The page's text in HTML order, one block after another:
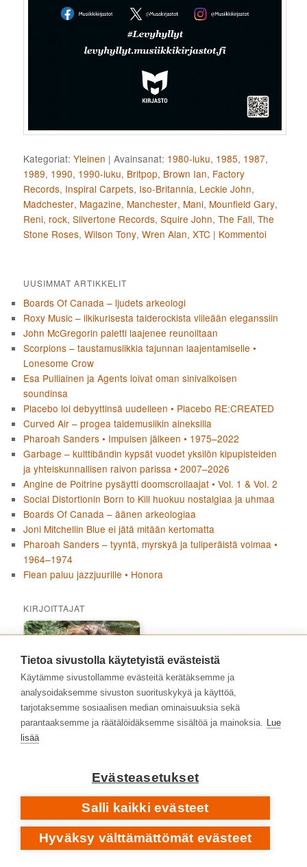
Kategoriat: Yleinen |Avainsanat: 1980-luku, 1985, 1987,
1989, 1990, 1990-luku, Britpop, Brown Ian, Factory
Records, Inspiral Carpets, Iso-Britannia, Leckie John,
Madchester, Magazine, Manchester, Mani, Mounfield Gary,
Reni, rock,Silvertone Records,Squire John,The Fall,The
Stone Roses,Wilson Tony,Wren Alan,XTC | Kommentoi
UUSIMMAT ARTIKKELIT
Boards Of Canada – ljudets arkeologi
Roxy Music – ilkikurisesta taiderockista viileään eleganssiin
John McGregorin paletti laajenee reunoiltaan
Scorpions – taustamusiikkia tajunnan laajentamiselle •
Lonesome Crow
Esa Pulliainen ja Agents loivat oman sinivalkoisen
soundinsa
Placebo loi debyyttinsä uudelleen • Placebo RE:CREATED
Curved Air – progea taidemusiikin aineksilla
Pharoah Sanders • Impulsen jälkeen • 1975–2022
Garbage – kulttibändin kypsät vuodet yksilön kipupisteiden
ja yhteiskunnallisen raivon parissa • 2007–2026
Angine de Poitrine pysäytti doomscrollaajat • Vol. 1 & Vol. 2
Social Distortionin Born to Kill huokuu nostalgiaa ja uhmaa
Boards Of Canada – äänen arkeologiaa
Joni Mitchellin Blue ei jätä mitään kertomatta
Pharoah Sanders – tyyntä, myrskyä ja tuliperäistä voimaa •
1964–1974
Flean paluu jazzjuurille • Honora
KIRJOITTAJAT
Tietoa sivustolla käytetyistä evästeistä
Käytämme sivustollamme evästeitä kerätäksemme ja
analysoidaksemme sivuston suorituskykyä ja käyttöä,
tarjotaksemme sosiaalisen median ominaisuuksia sekä
parantaaksemme ja räätälöidäksemme sisältöä ja mainoksia. Lue
lisää
Evästeasetukset
Salli kaikki evästeet
Hyväksy välttämättömät evästeet